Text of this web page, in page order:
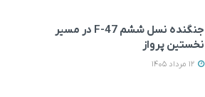
جنگنده نسل ششم F-47 در مسیر
نخستین پرواز